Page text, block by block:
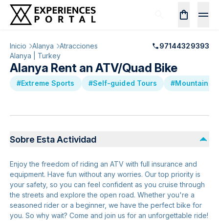
Inicio Alanya Atracciones
97144329393
Alanya | Turkey
Alanya Rent an ATV/Quad Bike
#Extreme Sports #Self-guided Tours #Mountain
Sobre Esta Actividad
Enjoy the freedom of riding an ATV with full insurance and
equipment. Have fun without any worries. Our top priority is
your safety, so you can feel confident as you cruise through
the streets and explore the open road. Whether you're a
seasoned rider or a beginner, we have the perfect bike for
you. So why wait? Come and join us for an unforgettable ride!